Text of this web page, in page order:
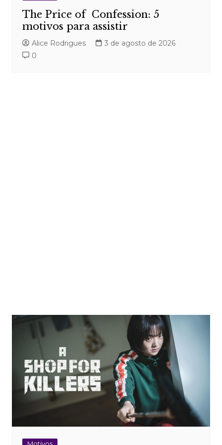
The Price of Confession: 5
motivos para assistir
Alice Rodrigues
3 de agosto de 2026
0